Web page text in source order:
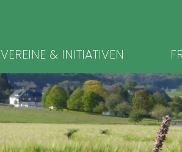
VEREINE & INITIATIVEN